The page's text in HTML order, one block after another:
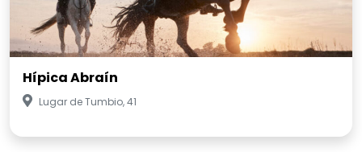
Hípica Abraín
Lugar de Tumbio, 41